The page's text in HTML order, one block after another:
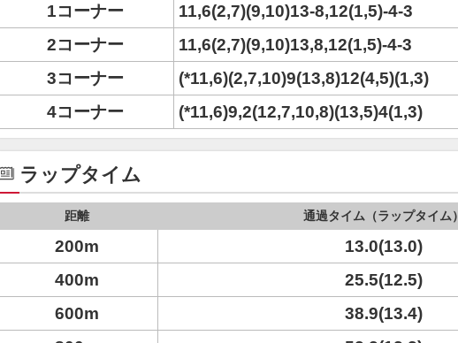
1コーナー
11,6(2,7)(9,10)13-8,12(1,5)-4-3
2コーナー
11,6(2,7)(9,10)13,8,12(1,5)-4-3
3コーナー
(*11,6)(2,7,10)9(13,8)12(4,5)(1,3)
4コーナー
(*11,6)9,2(12,7,10,8)(13,5)4(1,3)
ラップタイム
距離 通過タイム（ラップタイム）
200m
13.0(13.0)
400m
25.5(12.5)
600m
38.9(13.4)